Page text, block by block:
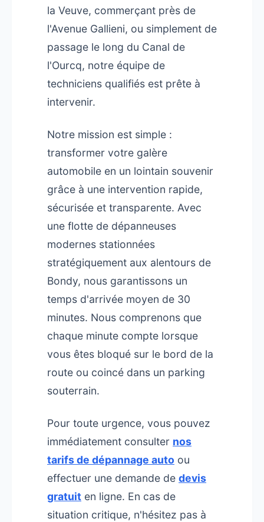
la Veuve, commerçant près de
l'Avenue Gallieni, ou simplement de
passage le long du Canal de
l'Ourcq, notre équipe de
techniciens qualifiés est prête à
intervenir.
Notre mission est simple :
transformer votre galère
automobile en un lointain souvenir
grâce à une intervention rapide,
sécurisée et transparente. Avec
une flotte de dépanneuses
modernes stationnées
stratégiquement aux alentours de
Bondy, nous garantissons un
temps d'arrivée moyen de 30
minutes. Nous comprenons que
chaque minute compte lorsque
vous êtes bloqué sur le bord de la
route ou coincé dans un parking
souterrain.
Pour toute urgence, vous pouvez
immédiatement consulter nos
tarifs de dépannage auto ou
effectuer une demande de devis
gratuit en ligne. En cas de
situation critique, n'hésitez pas à